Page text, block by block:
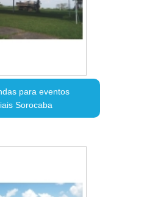
para eventos
Sorocaba